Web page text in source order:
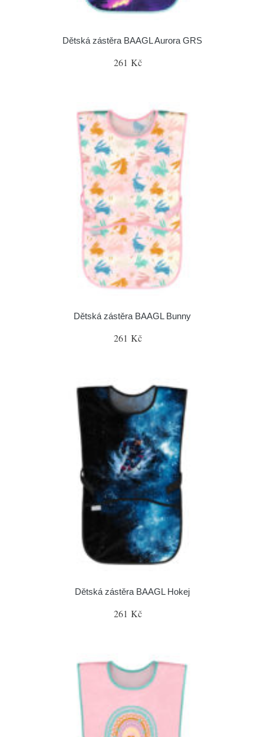
Dětská zástěra BAAGL Aurora GRS
261 Kč
Dětská zástěra BAAGL Bunny
261 Kč
Dětská zástěra BAAGL Hokej
261 Kč